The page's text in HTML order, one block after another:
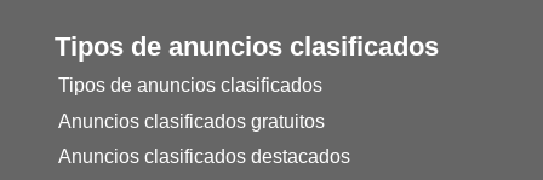
Tipos de anuncios clasificados
Tipos de anuncios clasificados
Anuncios clasificados gratuitos
Anuncios clasificados destacados